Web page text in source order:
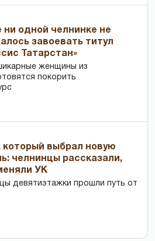
ни одной челнинке не
завоевать титул
Татарстан»
женщины из
покорить
который выбрал новую
челнинцы рассказали,
УК
девятиэтажки прошли путь от